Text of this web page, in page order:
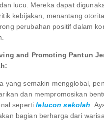
lucu. Mereka dapat
kebijakan, menantang
perubahan positif dalam
and Promoting Pantun
yang semakin mengglobal,
dan mempromosikan
sepertilelucon sekolah .
bagian berharga dari